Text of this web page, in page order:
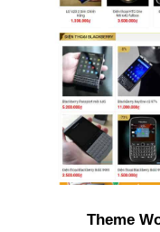
Theme